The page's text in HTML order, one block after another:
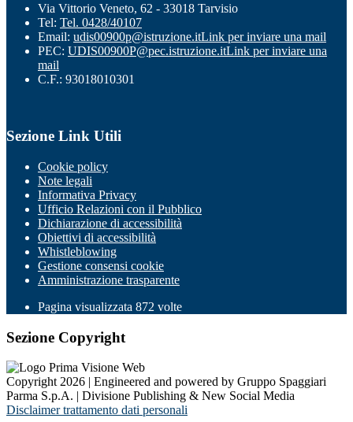
Via Vittorio Veneto, 62 - 33018 Tarvisio
Tel: Tel. 0428/40107
Email: udis00900p@istruzione.itLink per inviare una mail
PEC: UDIS00900P@pec.istruzione.itLink per inviare una
mail
C.F.: 93018010301
Sezione Link Utili
Cookie policy
Note legali
Informativa Privacy
Ufficio Relazioni con il Pubblico
Dichiarazione di accessibilità
Obiettivi di accessibilità
Whistleblowing
Gestione consensi cookie
Amministrazione trasparente
Pagina visualizzata 872 volte
Sezione Copyright
Copyright 2026 | Engineered and powered by Gruppo Spaggiari
Parma S.p.A. | Divisione Publishing & New Social Media
Disclaimer trattamento dati personali